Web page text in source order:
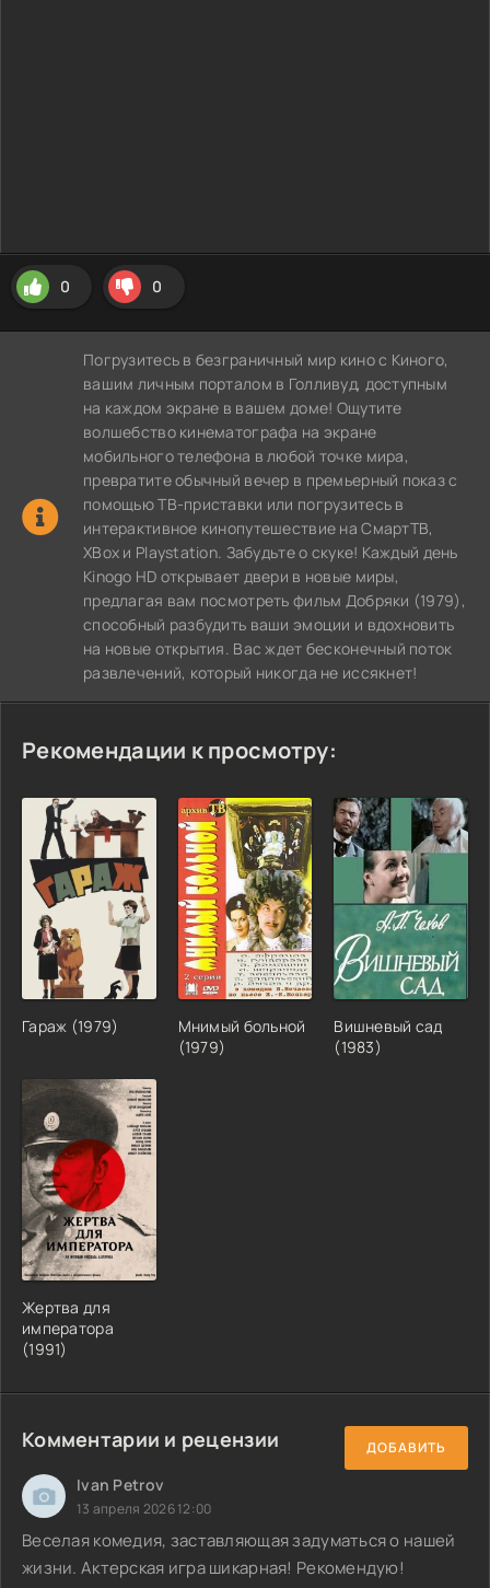
0 0
Погрузитесь в безграничный мир кино с Киного,
вашим личным порталом в Голливуд, доступным
на каждом экране в вашем доме! Ощутите
волшебство кинематографа на экране
мобильного телефона в любой точке мира,
превратите обычный вечер в премьерный показ с
помощью ТВ-приставки или погрузитесь в
интерактивное кинопутешествие на СмартТВ,
XBox и Playstation. Забудьте о скуке! Каждый день
Kinogo HD открывает двери в новые миры,
предлагая вам посмотреть фильм Добряки (1979),
способный разбудить ваши эмоции и вдохновить
на новые открытия. Вас ждет бесконечный поток
развлечений, который никогда не иссякнет!
Рекомендации к просмотру:
Гараж (1979)
Мнимый больной
(1979)
Вишневый сад
(1983)
Жертва для
императора
(1991)
Комментарии и рецензии ДОБАВИТЬ
Ivan Petrov
13 апреля 2026 12:00
Веселая комедия, заставляющая задуматься о нашей
жизни. Актерская игра шикарная! Рекомендую!